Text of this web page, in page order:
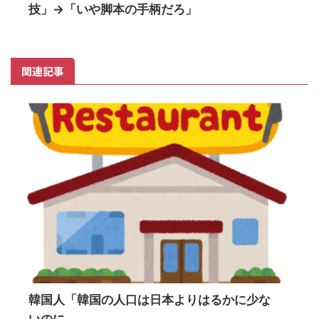
技」→「いや脚本の手柄だろ」
関連記事
韓国人「韓国の人口は日本よりはるかに少な